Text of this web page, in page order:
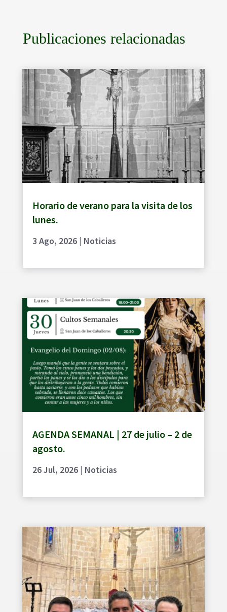
Publicaciones relacionadas
Horario de verano para la visita de los
lunes.
3 Ago, 2026| Noticias
AGENDA SEMANAL | 27 de julio – 2 de
agosto.
26 Jul, 2026| Noticias